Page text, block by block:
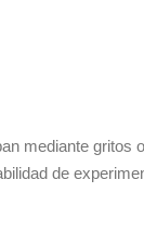
mediante gritos
de